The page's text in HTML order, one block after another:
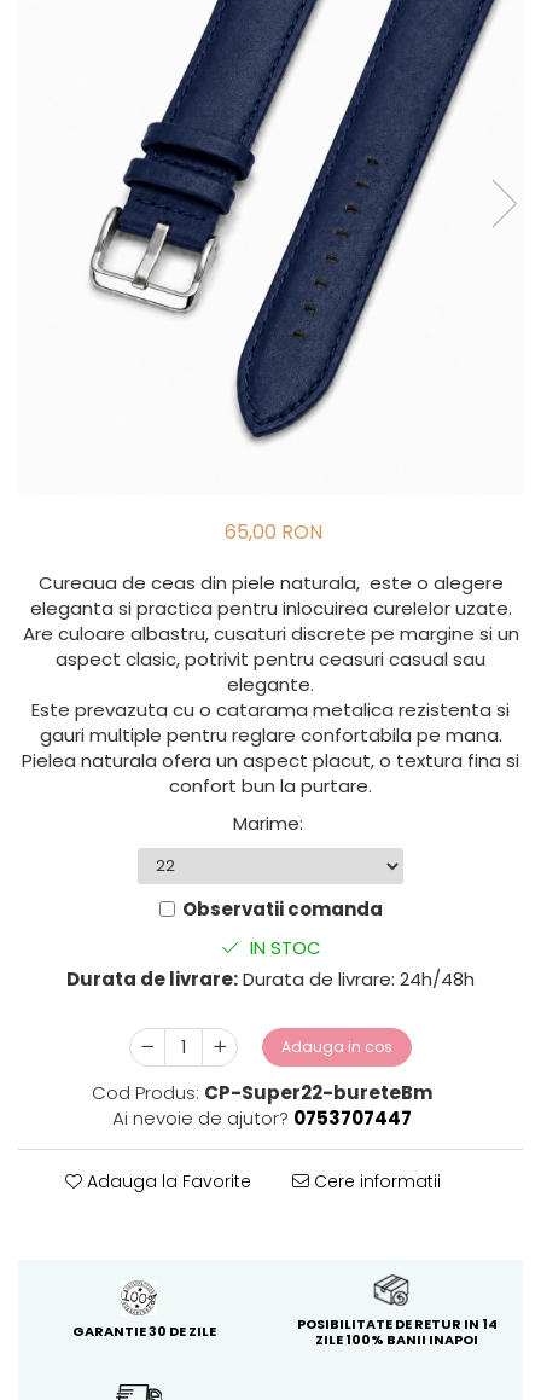
65,00 RON
Cureaua de ceas din piele naturala, este o alegere
eleganta si practica pentru inlocuirea curelelor uzate.
Are culoare albastru, cusaturi discrete pe margine si un
aspect clasic, potrivit pentru ceasuri casual sau
elegante.
Este prevazuta cu o catarama metalica rezistenta si
gauri multiple pentru reglare confortabila pe mana.
Pielea naturala ofera un aspect placut, o textura fina si
confort bun la purtare.
Marime:
Observatii comanda
IN STOC
Durata de livrare:Durata de livrare: 24h/48h
Adauga in cos
Cod Produs: CP-Super22-bureteBm
Ai nevoie de ajutor? 0753707447
Adauga la Favorite Cere informatii
GARANTIE 30 DE ZILE
POSIBILITATE DE RETUR IN 14
ZILE 100% BANII INAPOI